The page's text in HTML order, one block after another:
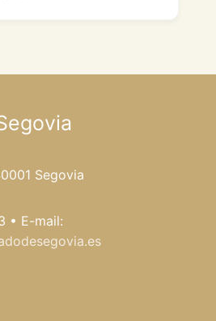
Segovia
• E-mail: